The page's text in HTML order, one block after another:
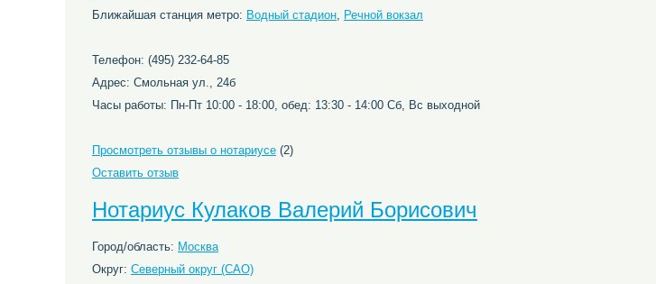
Ближайшая станция метро: Водный стадион, Речной вокзал
Телефон: (495) 232-64-85
Адрес: Смольная ул., 24б
Часы работы: Пн-Пт 10:00 - 18:00, обед: 13:30 - 14:00 Сб, Вс выходной
Просмотреть отзывы о нотариусе (2)
Оставить отзыв
Нотариус Кулаков Валерий Борисович
Город/область: Москва
Округ: Северный округ (САО)